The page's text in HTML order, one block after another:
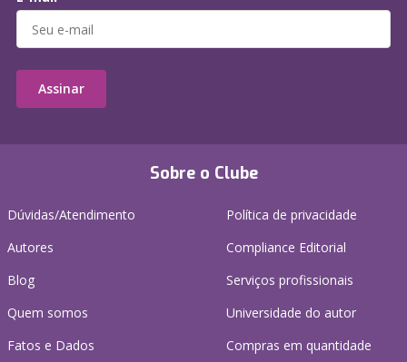
Sobre o Clube
Dúvidas/Atendimento
Autores
Blog
Quem somos
Fatos e Dados
Política de privacidade
Compliance Editorial
Serviços profissionais
Universidade do autor
Compras em quantidade
Assinar